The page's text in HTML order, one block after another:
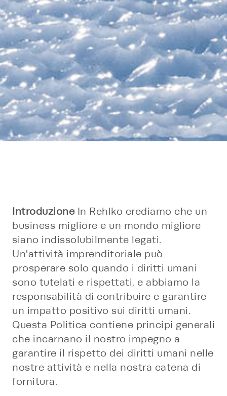
Introduzione In Rehlko crediamo che un
business migliore e un mondo migliore
siano indissolubilmente legati.
Un'attività imprenditoriale può
prosperare solo quando i diritti umani
sono tutelati e rispettati, e abbiamo la
responsabilità di contribuire e garantire
un impatto positivo sui diritti umani.
Questa Politica contiene principi generali
che incarnano il nostro impegno a
garantire il rispetto dei diritti umani nelle
nostre attività e nella nostra catena di
fornitura.